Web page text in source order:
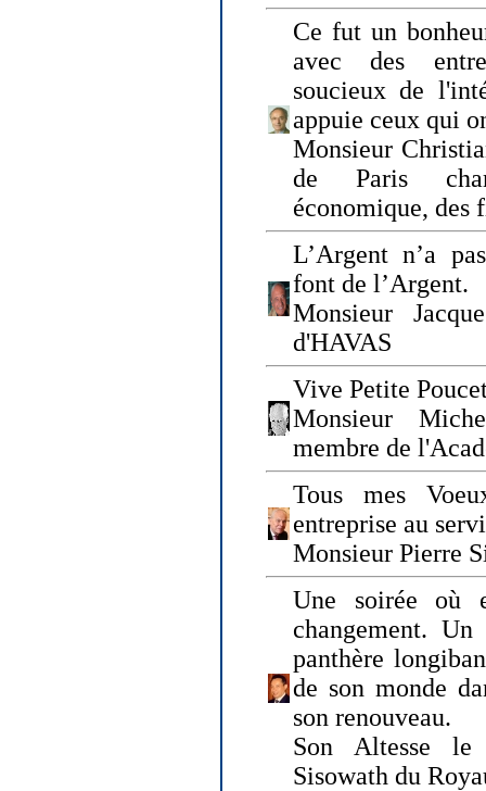
Ce fut un
avec des
soucieux de
appuie ceux qui
Monsieur
de Paris
économique, des
L’Argent n’a
font de l’Argent.
Monsieur
d'HAVAS
Vive Petite
Monsieur
membre de
Tous mes
entreprise au
Monsieur Pierre
Une soirée où
changement.
panthère
de son monde
son renouveau.
Son Altesse le
Sisowath du